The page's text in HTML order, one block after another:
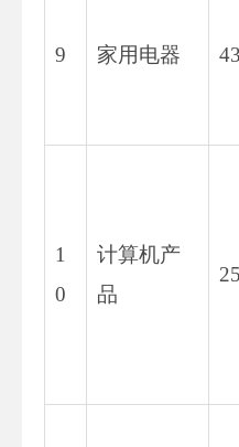
9 家用电器 43
1
0
计算机产
品
25